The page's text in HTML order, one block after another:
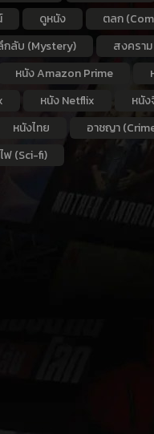
ดูหนัง ตลก
กลับ (Mystery)
สงคราม
หนัง Amazon Prime
หนัง Netflix หนัง
หนังไทย อาชญา
ฟ (Sci-fi)